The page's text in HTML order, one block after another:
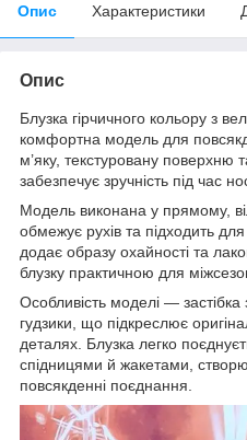
Опис Характеристики
Опис
Блузка гірчичного кольору з
комфортна модель для
м’яку, текстуровану
забезпечує зручність під час
Модель виконана у прямому,
обмежує рухів та підходить для
додає образу охайності та
блузку практичною для
Особливість моделі — застібка
гудзики, що підкреслює
деталях. Блузка легко
спідницями й жакетами,
повсякденні поєднання.